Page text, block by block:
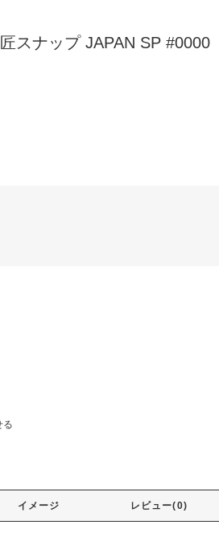
スナップ JAPAN SP #0000
る
イメージ レビュー(0)